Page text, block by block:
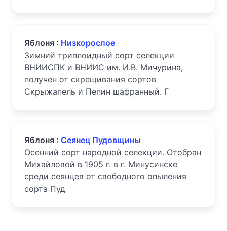
Яблоня : Низкорослое
Зимний триплоидный сорт селекции
ВНИИСПК и ВНИИС им. И.В. Мичурина,
получен от скрещивания сортов
Скрыжапель и Пепин шафранный. Г
Яблоня : Сеянец Пудовщины
Осенний сорт народной селекции. Отобран
Михайловой в 1905 г. в г. Минусин­ске
среди сеянцев от свободного опыления
сорта Пуд